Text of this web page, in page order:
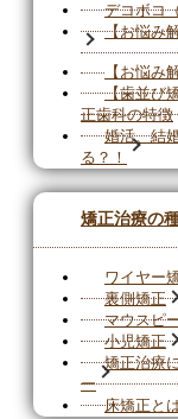
デコボコ
【お悩み
【お悩み
【歯並び
正歯科の特徴
婚活、結
る？！
矯正治療の
ワイヤー
裏側矯正
マウスピ
小児矯正
矯正治療
ー
床矯正と